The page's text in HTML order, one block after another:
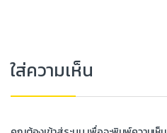
ใส่ความเห็น